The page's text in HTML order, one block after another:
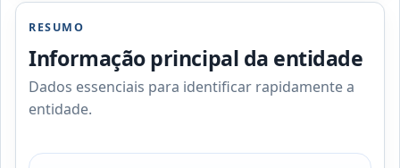
RESUMO
Informação principal da entidade
Dados essenciais para identificar rapidamente a
entidade.